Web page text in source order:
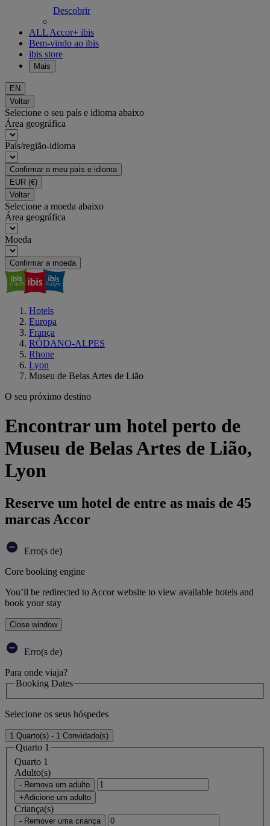
Descobrir
ALL Accor+ ibis
Bem-vindo ao ibis
ibis store
Mais
EN
Voltar
Selecione o seu país e idioma abaixo
Área geográfica
País/região-idioma
Confirmar o meu país e idioma
EUR (€)
Voltar
Selecione a moeda abaixo
Área geográfica
Moeda
Confirmar a moeda
Hotels
Europa
França
RÓDANO-ALPES
Rhone
Lyon
Museu de Belas Artes de Lião
O seu próximo destino
Encontrar um hotel perto de
Museu de Belas Artes de Lião,
Lyon
Reserve um hotel de entre as mais de 45
marcas Accor
Erro(s de)
Core booking engine
You’ll be redirected to Accor website to view available hotels and
book your stay
Close window
Erro(s de)
Para onde viaja?
Booking Dates
Selecione os seus hóspedes
1 Quarto(s) - 1 Convidado(s)
Quarto 1
Quarto 1
Adulto(s)
- Remova um adulto
+Adicione um adulto
Criança(s)
- Remover uma criança